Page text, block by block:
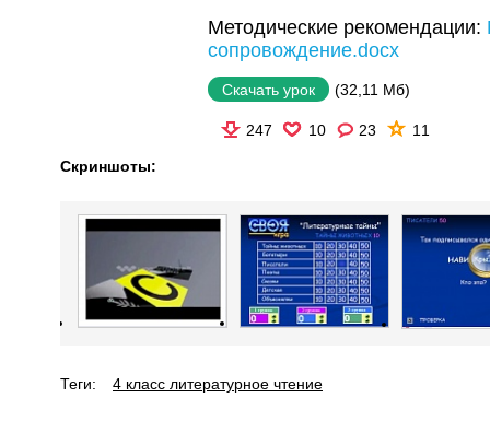
Методические рекомендации:
сопровождение.docx
Скачать урок (32,11 Мб)
247 10 23 11
Скриншоты:
Теги: 4 класс литературное чтение